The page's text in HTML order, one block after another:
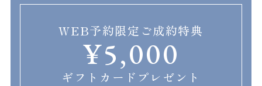
WEB予約限定ご成約特典
¥5,000
ギフトカードプレゼント